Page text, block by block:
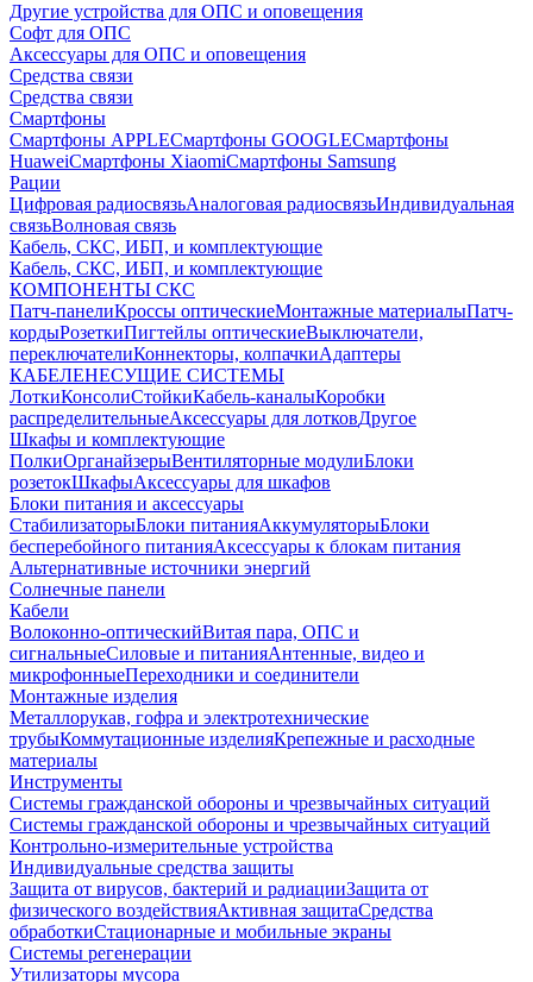
Другие устройства для ОПС и оповещения
Софт для ОПС
Аксессуары для ОПС и оповещения
Средства связи
Средства связи
Смартфоны
Смартфоны APPLEСмартфоны GOOGLEСмартфоны
HuaweiСмартфоны XiaomiСмартфоны Samsung
Рации
Цифровая радиосвязьАналоговая радиосвязьИндивидуальная
связьВолновая связь
Кабель, СКС, ИБП, и комплектующие
Кабель, СКС, ИБП, и комплектующие
КОМПОНЕНТЫ СКС
Патч-панелиКроссы оптическиеМонтажные материалыПатч-
кордыРозеткиПигтейлы оптическиеВыключатели,
переключателиКоннекторы, колпачкиАдаптеры
КАБЕЛЕНЕСУЩИЕ СИСТЕМЫ
ЛоткиКонсолиСтойкиКабель-каналыКоробки
распределительныеАксессуары для лотковДругое
Шкафы и комплектующие
ПолкиОрганайзерыВентиляторные модулиБлоки
розетокШкафыАксессуары для шкафов
Блоки питания и аксессуары
СтабилизаторыБлоки питанияАккумуляторыБлоки
бесперебойного питанияАксессуары к блокам питания
Альтернативные источники энергий
Солнечные панели
Кабели
Волоконно-оптическийВитая пара, ОПС и
сигнальныеСиловые и питанияАнтенные, видео и
микрофонныеПереходники и соединители
Монтажные изделия
Металлорукав, гофра и электротехнические
трубыКоммутационные изделияКрепежные и расходные
материалы
Инструменты
Системы гражданской обороны и чрезвычайных ситуаций
Системы гражданской обороны и чрезвычайных ситуаций
Контрольно-измерительные устройства
Индивидуальные средства защиты
Защита от вирусов, бактерий и радиацииЗащита от
физического воздействияАктивная защитаСредства
обработкиСтационарные и мобильные экраны
Системы регенерации
Утилизаторы мусора